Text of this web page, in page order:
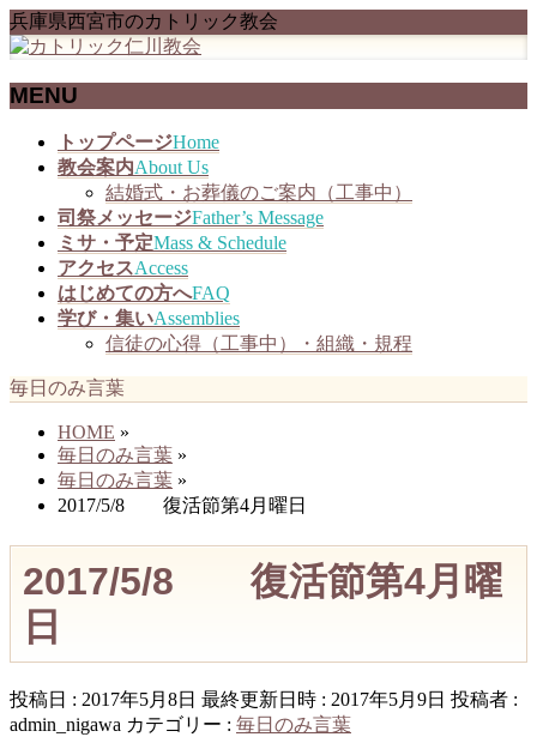
兵庫県西宮市のカトリック教会
MENU
トップページHome
教会案内About Us
結婚式・お葬儀のご案内（工事中）
司祭メッセージFather’s Message
ミサ・予定Mass & Schedule
アクセスAccess
はじめての方へFAQ
学び・集いAssemblies
信徒の心得（工事中）・組織・規程
毎日のみ言葉
HOME »
毎日のみ言葉 »
毎日のみ言葉 »
2017/5/8 復活節第4月曜日
2017/5/8 復活節第4月曜
日
投稿日 : 2017年5月8日 最終更新日時 : 2017年5月9日 投稿者 :
admin_nigawa カテゴリー : 毎日のみ言葉